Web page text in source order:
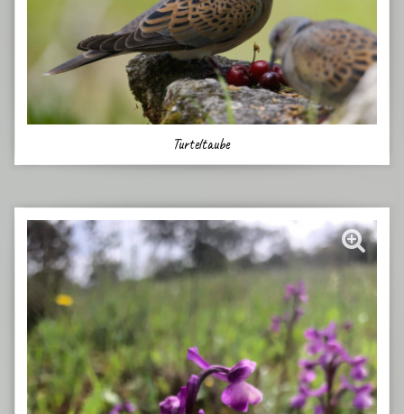
Turteltaube